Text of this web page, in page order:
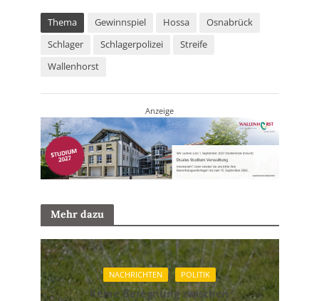
Thema Gewinnspiel Hossa
Osnabrück
Schlager
Schlagerpolizei
Streife
Wallenhorst
Anzeige
Mehr dazu
NACHRICHTEN POLITIK
Keine Beregnung zwischen